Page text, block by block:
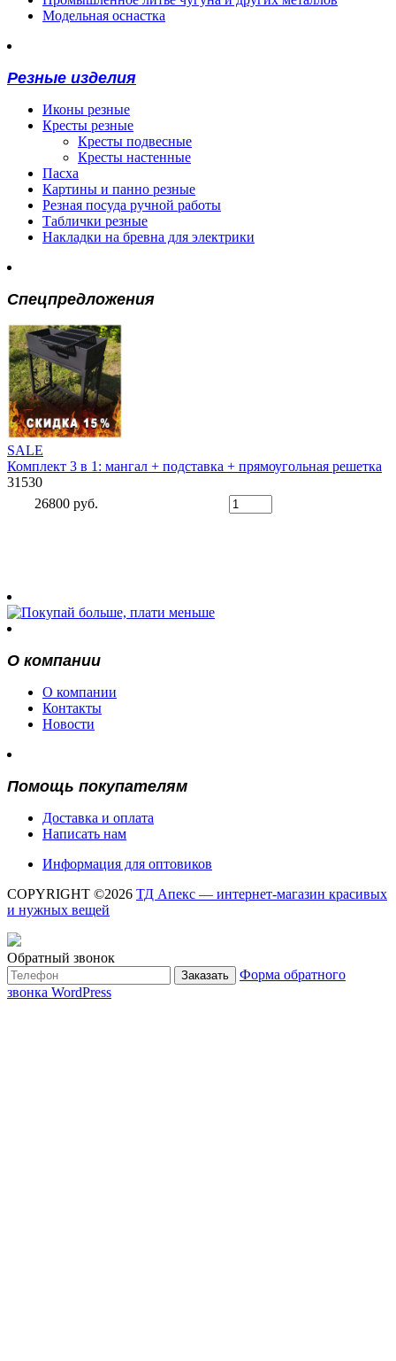
Модельная оснастка
Резные изделия
Иконы резные
Кресты резные
Кресты подвесные
Кресты настенные
Пасха
Картины и панно резные
Резная посуда ручной работы
Таблички резные
Накладки на бревна для электрики
Спецпредложения
SALE
Комплект 3 в 1: мангал + подставка + прямоугольная решетка
31530
26800 руб.
О компании
О компании
Контакты
Новости
Помощь покупателям
Доставка и оплата
Написать нам
Информация для оптовиков
COPYRIGHT ©2026 ТД Апекс — интернет-магазин красивых
и нужных вещей
Обратный звонок
Заказать
Форма обратного
звонка WordPress